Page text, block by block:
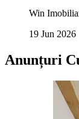
Win
19 Jun 2026
Anunțuri